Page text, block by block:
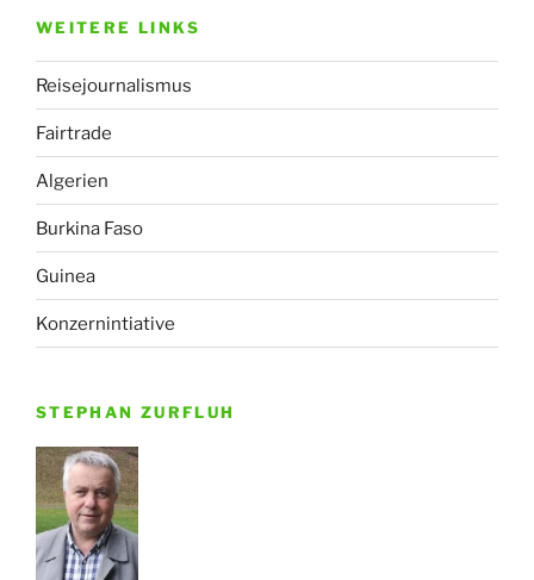
WEITERE LINKS
Reisejournalismus
Fairtrade
Algerien
Burkina Faso
Guinea
Konzernintiative
STEPHAN ZURFLUH